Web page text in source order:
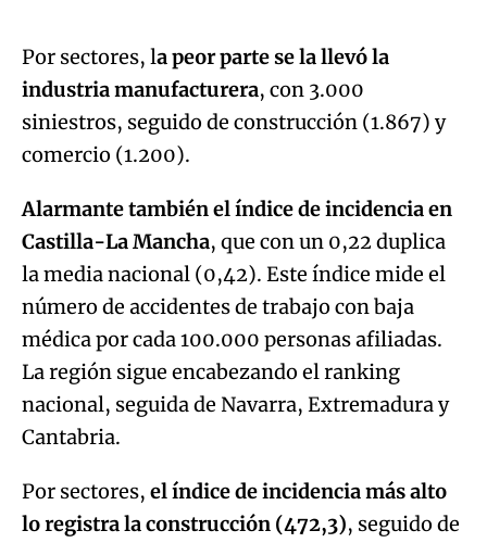
Por sectores, la peor parte se la llevó la
industria manufacturera, con 3.000
siniestros, seguido de construcción (1.867) y
comercio (1.200).
Alarmante también el índice de incidencia en
Castilla-La Mancha, que con un 0,22 duplica
la media nacional (0,42). Este índice mide el
número de accidentes de trabajo con baja
médica por cada 100.000 personas afiliadas.
La región sigue encabezando el ranking
nacional, seguida de Navarra, Extremadura y
Cantabria.
Por sectores, el índice de incidencia más alto
lo registra la construcción (472,3), seguido de